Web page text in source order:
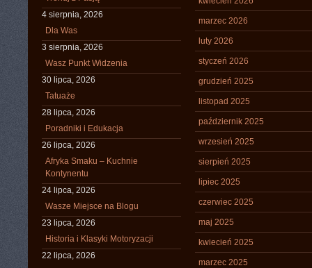
4 sierpnia, 2026
Dla Was
3 sierpnia, 2026
Wasz Punkt Widzenia
30 lipca, 2026
Tatuaże
28 lipca, 2026
Poradniki i Edukacja
26 lipca, 2026
Afryka Smaku – Kuchnie
Kontynentu
24 lipca, 2026
Wasze Miejsce na Blogu
23 lipca, 2026
Historia i Klasyki Motoryzacji
22 lipca, 2026
marzec 2026
luty 2026
styczeń 2026
grudzień 2025
listopad 2025
październik 2025
wrzesień 2025
sierpień 2025
lipiec 2025
czerwiec 2025
maj 2025
kwiecień 2025
marzec 2025